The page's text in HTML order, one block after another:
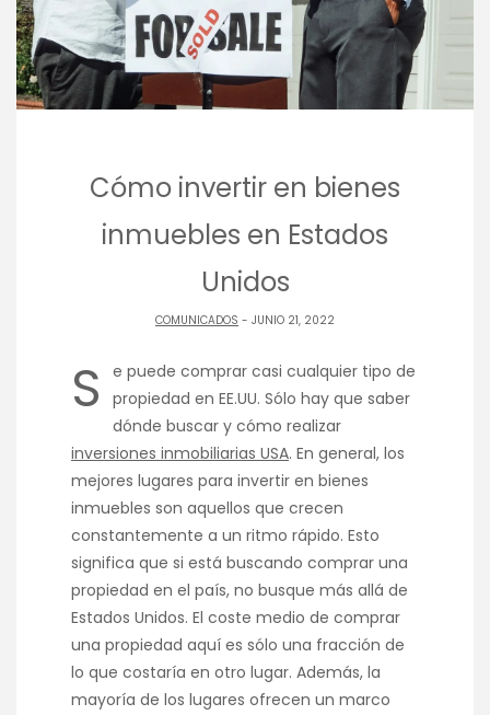
Cómo invertir en bienes
inmuebles en Estados
Unidos
COMUNICADOS - JUNIO 21, 2022
S
e puede comprar casi cualquier tipo de
propiedad en EE.UU. Sólo hay que saber
dónde buscar y cómo realizar
inversiones inmobiliarias USA. En general, los
mejores lugares para invertir en bienes
inmuebles son aquellos que crecen
constantemente a un ritmo rápido. Esto
significa que si está buscando comprar una
propiedad en el país, no busque más allá de
Estados Unidos. El coste medio de comprar
una propiedad aquí es sólo una fracción de
lo que costaría en otro lugar. Además, la
mayoría de los lugares ofrecen un marco